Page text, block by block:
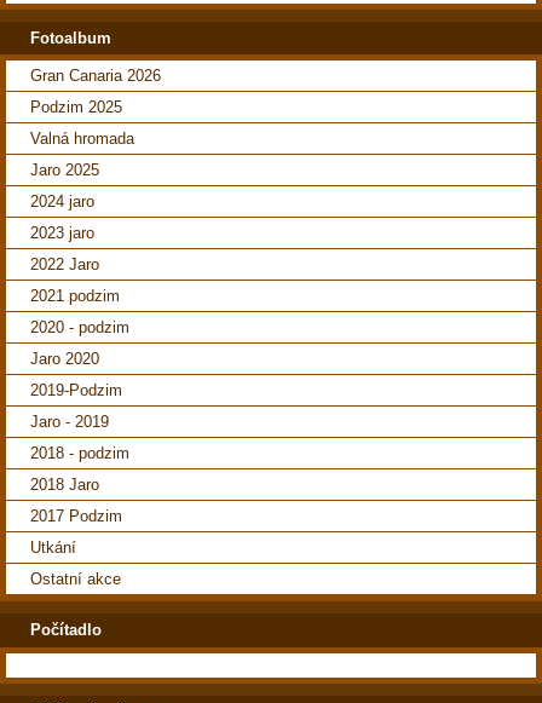
Fotoalbum
Gran Canaria 2026
Podzim 2025
Valná hromada
Jaro 2025
2024 jaro
2023 jaro
2022 Jaro
2021 podzim
2020 - podzim
Jaro 2020
2019-Podzim
Jaro - 2019
2018 - podzim
2018 Jaro
2017 Podzim
Utkání
Ostatní akce
Počítadlo